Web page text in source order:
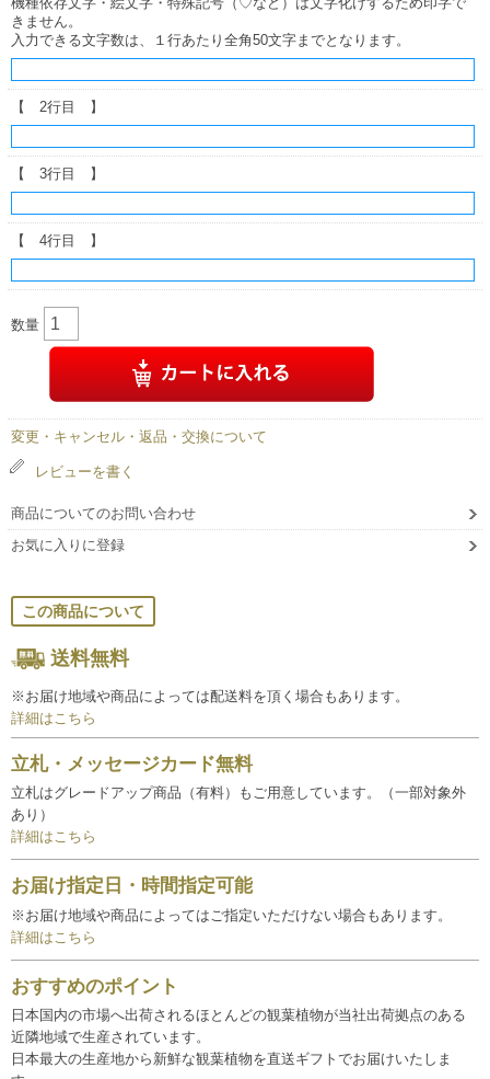
きません。
入力できる文字数は、１行あたり全角50文字までとなります。
【 2行目 】
【 3行目 】
【 4行目 】
数量
変更・キャンセル・返品・交換について
レビューを書く
商品についてのお問い合わせ
お気に入りに登録
この商品について
送料無料
※お届け地域や商品によっては配送料を頂く場合もあります。
詳細はこちら
立札・メッセージカード無料
立札はグレードアップ商品（有料）もご用意しています。（一部対象外
あり）
詳細はこちら
お届け指定日・時間指定可能
※お届け地域や商品によってはご指定いただけない場合もあります。
詳細はこちら
おすすめのポイント
日本国内の市場へ出荷されるほとんどの観葉植物が当社出荷拠点のある
近隣地域で生産されています。
日本最大の生産地から新鮮な観葉植物を直送ギフトでお届けいたしま